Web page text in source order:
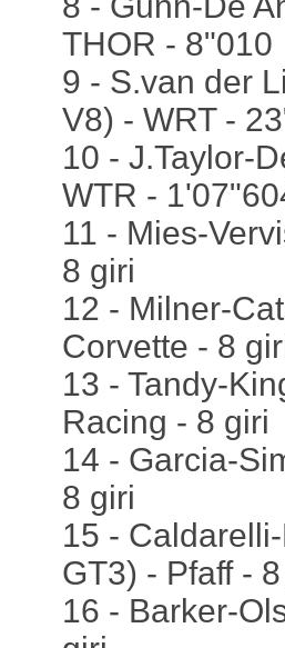
THOR - 8"010
9 - S.van der
V8) - WRT -
10 - J.Taylor-
WTR -
11 - Mies-
8 giri
12 - Milner-
Corvette - 8
13 - Tandy-
Racing - 8 giri
14 - Garcia-
8 giri
15 -
GT3) - Pfaff -
16 - Barker-